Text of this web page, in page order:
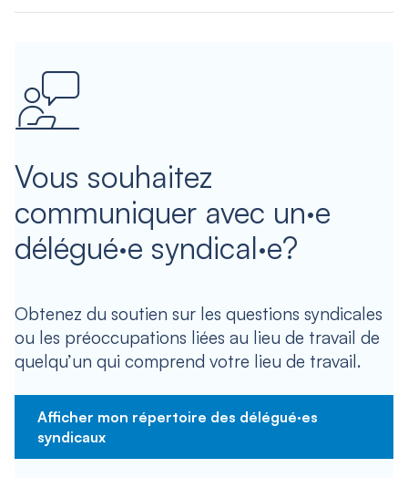
Vous souhaitez
communiquer avec un·e
délégué·e syndical·e?
Obtenez du soutien sur les questions syndicales
ou les préoccupations liées au lieu de travail de
quelqu’un qui comprend votre lieu de travail.
Afficher mon répertoire des délégué·es
syndicaux